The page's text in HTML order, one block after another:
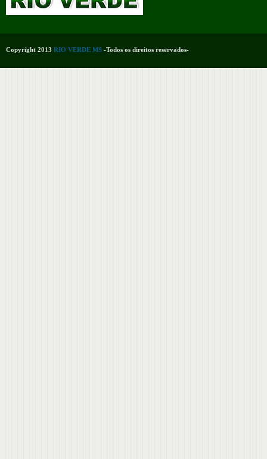
Copyright 2013 RIO VERDE MS -Todos os direitos reservados-